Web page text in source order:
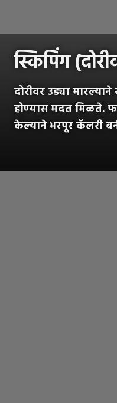
स्किपिंग
दोरीवर उड्या
होण्यास मदत मिळते.
केल्याने भरपूर कॅलरी